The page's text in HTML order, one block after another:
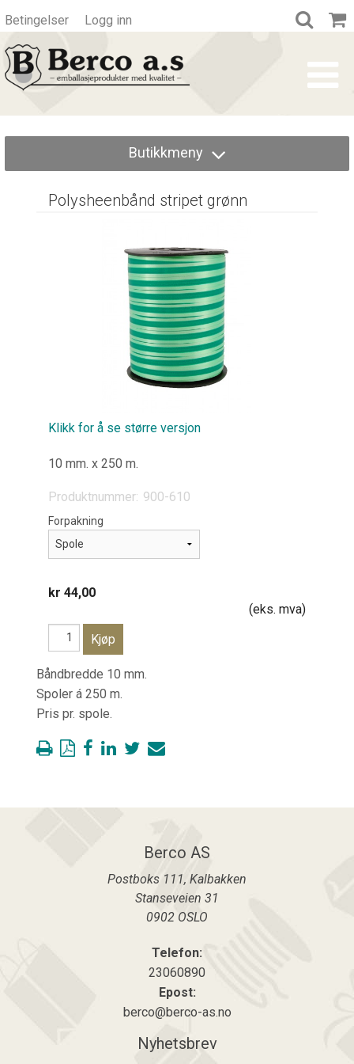
Betingelser Logg inn
Butikkmeny
Polysheenbånd stripet grønn
Klikk for å se større versjon
10 mm. x 250 m.
Produktnummer: 900-610
Forpakning
kr 44,00
(eks. mva)
Båndbredde 10 mm.
Spoler á 250 m.
Pris pr. spole.
Berco AS
Postboks 111, Kalbakken
Stanseveien 31
0902 OSLO
Telefon:
23060890
Epost:
berco@berco-as.no
Nyhetsbrev